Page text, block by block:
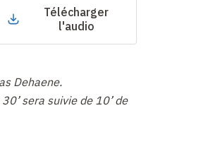
Télécharger
l'audio
Dehaene.
sera suivie de 10’ de